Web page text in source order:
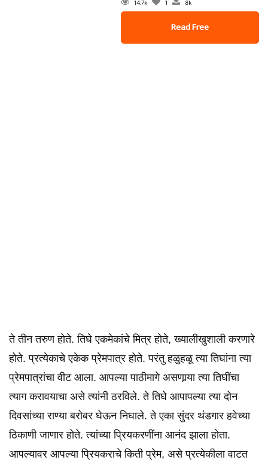
14.7k 1 8k
Read Free
ते तीन तरुण होते. तिघे एकमेकांचे मित्र होते, ख्यालीखुशाली करणारे
होते. प्रत्येकाचे एकेक प्रेमपात्र होते. परंतु हळुहळू त्या तिघांना त्या
प्रेमपात्रांचा वीट आला. आपल्या पाठीमागे असणार्‍या त्या तिघींचा
त्याग करावयाचा असे त्यांनी ठरविले. ते तिघे आपापल्या त्या दोन
दिवसांच्या राण्या बरोबर घेऊन निघाले. ते एका सुंदर थंडगार हवेच्या
ठिकाणी जाणार होते. त्यांच्या प्रियकरणींना आनंद झाला होता.
आपल्यावर आपल्या प्रियकराचे किती प्रेम, असे प्रत्येकीला वाटत